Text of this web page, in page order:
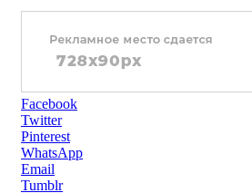
Facebook
Twitter
Pinterest
WhatsApp
Email
Tumblr